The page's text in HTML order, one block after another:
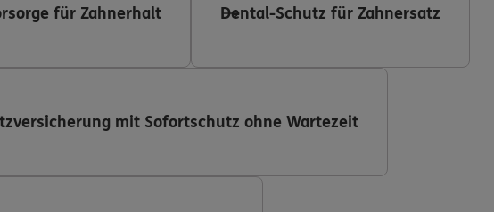
für Zahnerhalt Dental-Schutz für Zahnersatz
mit Sofortschutz ohne Wartezeit